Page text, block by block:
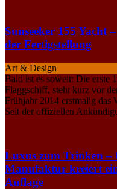
Sunseeker 155 Yacht
der Fertigstellung
Art & Design
Bald ist es soweit: Die erste
Flaggschiff, steht kurz vor
Frühjahr 2014 erstmalig das
Seit der offiziellen
Luxus zum Trinken –
Manufaktur kreiert
Auflage